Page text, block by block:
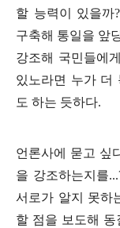
할 능력이 있을까?
구축해 통일을 앞
강조해 국민들에
있노라면 누가 더
도 하는 듯하다.
언론사에 묻고 싶
을 강조하는지를
서로가 알지 못하
할 점을 보도해